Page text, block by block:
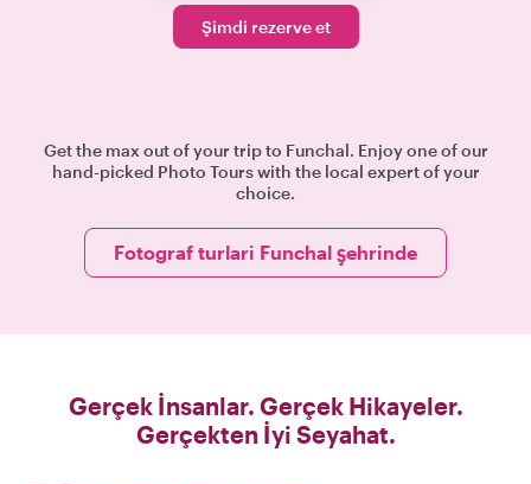
Şimdi rezerve et
Get the max out of your trip to Funchal. Enjoy one of our
hand-picked Photo Tours with the local expert of your
choice.
Fotograf turlari Funchal şehrinde
Gerçek İnsanlar. Gerçek Hikayeler.
Gerçekten İyi Seyahat.